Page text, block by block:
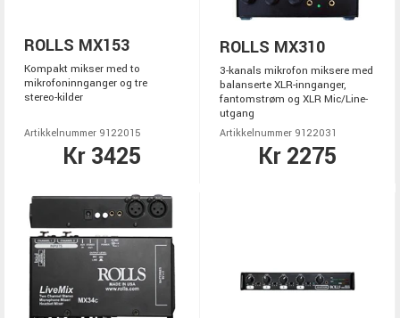
ROLLS MX153
Kompakt mikser med to
mikrofoninnganger og tre
stereo-kilder
Artikkelnummer 9122015
Kr 3425
ROLLS MX310
3-kanals mikrofon miksere med
balanserte XLR-innganger,
fantomstrøm og XLR Mic/Line-
utgang
Artikkelnummer 9122031
Kr 2275